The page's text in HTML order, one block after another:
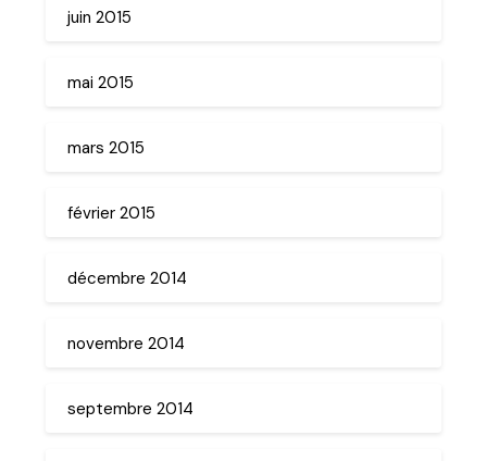
juin 2015
mai 2015
mars 2015
février 2015
décembre 2014
novembre 2014
septembre 2014